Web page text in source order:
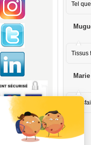
Tel
Tissus